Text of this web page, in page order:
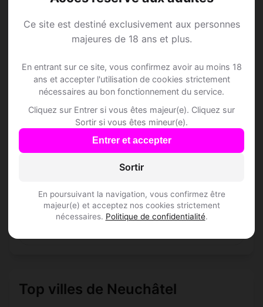
Ce site est destiné exclusivement aux personnes
majeures de 18 ans et plus.
En entrant sur ce site, vous confirmez avoir au moins 18
ans et accepter l'utilisation de cookies strictement
nécessaires au bon fonctionnement du service.
Cliquez sur Entrer si vous êtes majeur(e). Cliquez sur
Sortir si vous êtes mineur(e).
Entrer et accepter
Sortir
En poursuivant la navigation, vous confirmez être
majeur(e) et acceptez nos cookies strictement
nécessaires. Politique de confidentialité.
Les profils sont-ils vérifiés ?
Lieux de sortie à
Fontainemelon
Restaurant Pizzeria de l'Union
Route de Fontaines 1, 2052 Fontainemelon
Inscris-toi pour voir le n°
Top villes de Neuchâtel